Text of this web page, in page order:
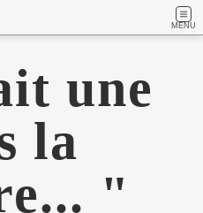
MENU
une
la
"